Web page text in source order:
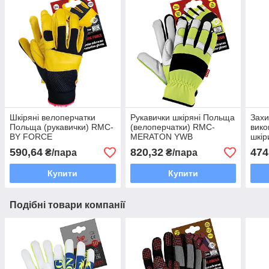
Шкіряні велоперчатки
Польща (рукавички) RMC-
BY FORCE
590,64 ₴/пара
Купити
Рукавички шкіряні Польща
(велоперчатки) RMC-
MERATON YWB
820,32₴/пара
Купити
PB
Подібні товари компанії